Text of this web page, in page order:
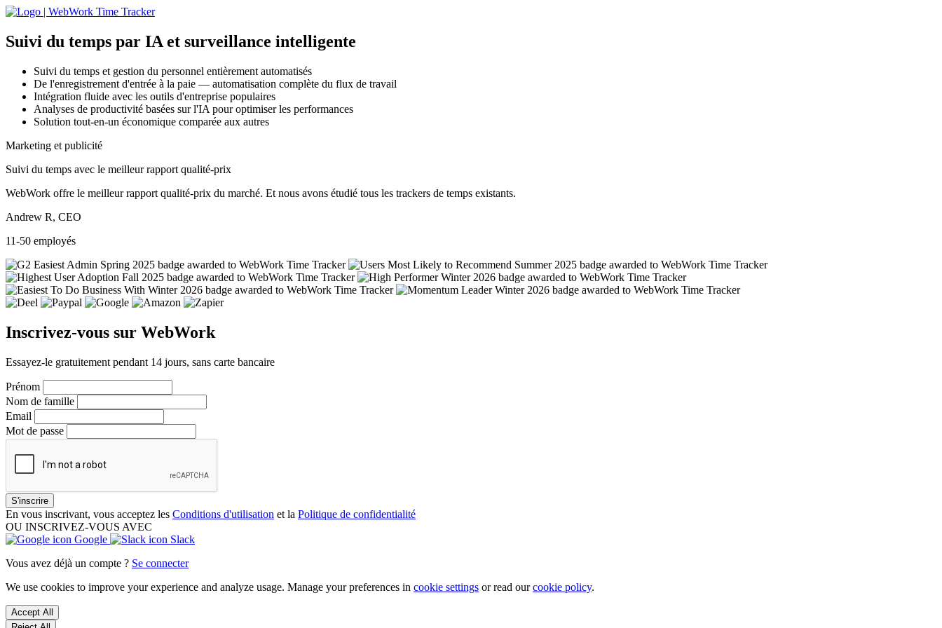
Suivi du temps par IA et surveillance intelligente
Suivi du temps et gestion du personnel entièrement automatisés
De l'enregistrement d'entrée à la paie — automatisation complète du flux de travail
Intégration fluide avec les outils d'entreprise populaires
Analyses de productivité basées sur l'IA pour optimiser les performances
Solution tout-en-un économique comparée aux autres
Marketing et publicité
Suivi du temps avec le meilleur rapport qualité-prix
WebWork offre le meilleur rapport qualité-prix du marché. Et nous avons étudié tous les trackers de temps existants.
Andrew R, CEO
11-50 employés
Inscrivez-vous sur WebWork
Essayez-le gratuitement pendant 14 jours, sans carte bancaire
Prénom
Nom de famille
Email
Mot de passe
S'inscrire
En vous inscrivant, vous acceptez les Conditions d'utilisation et la Politique de confidentialité
OU INSCRIVEZ-VOUS AVEC
Google
Slack
Vous avez déjà un compte ? Se connecter
We use cookies to improve your experience and analyze usage. Manage your preferences in cookie settings or read ourcookie policy.
Accept All